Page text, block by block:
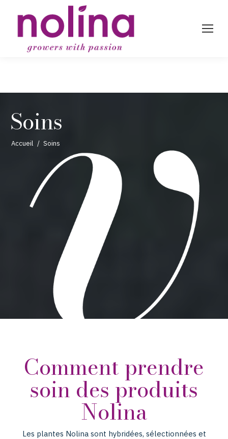
Soins
Vous êtes ici :
Accueil Soins
Comment prendre
soin des produits
Nolina
Les plantes Nolina sont hybridées, sélectionnées et